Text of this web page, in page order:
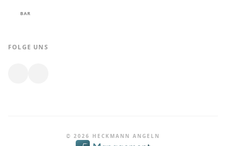
BAR
FOLGE UNS
© 2026 HECKMANN ANGELN